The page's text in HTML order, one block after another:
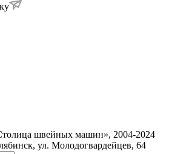
швейных машин», 2004-2024
ул. Молодогвардейцев, 64